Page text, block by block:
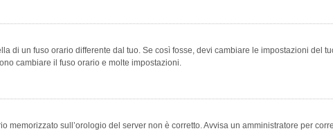
di un fuso orario differente dal tuo. Se così fosse, devi cambiare le impostazioni del
cambiare il fuso orario e molte impostazioni.
memorizzato sull’orologio del server non è corretto. Avvisa un amministratore per